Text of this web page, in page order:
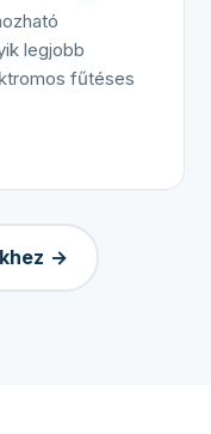
legjobb
fűtéses
→